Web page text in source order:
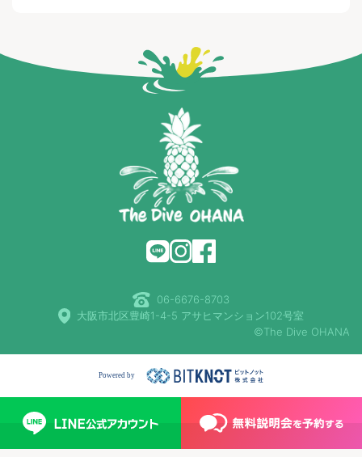
06-6676-8703
大阪市北区豊崎1-4-5 アサヒマンション102号室
©The Dive OHANA